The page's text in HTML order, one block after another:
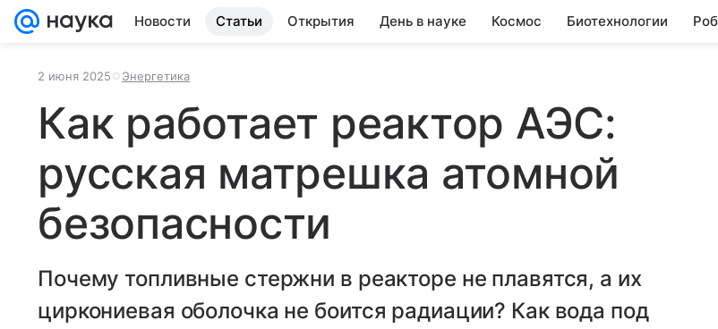
Новости Статьи Открытия День в науке Космос Биотехнологии
2 июня 2025 Энергетика
Как работает реактор АЭС:
русская матрешка атомной
безопасности
Почему топливные стержни в реакторе не плавятся, а их
циркониевая оболочка не боится радиации? Как вода под